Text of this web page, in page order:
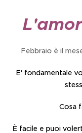
Febbraio è il
E' fondamentale
Cosa
È facile e puoi